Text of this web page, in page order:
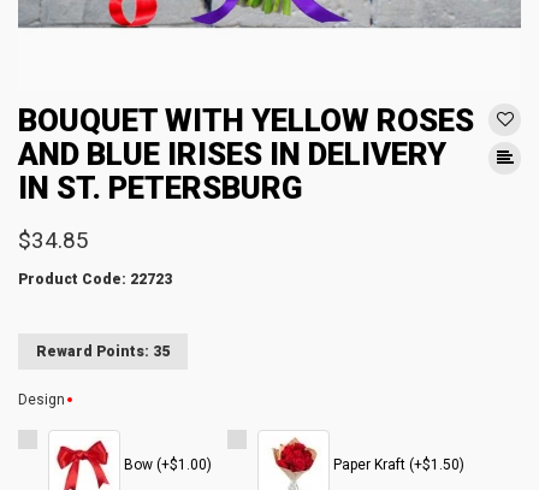
BOUQUET WITH YELLOW ROSES
AND BLUE IRISES IN DELIVERY
IN ST. PETERSBURG
$34.85
Product Code: 22723
Reward Points: 35
Design
Bow (+$1.00) Paper Kraft (+$1.50)